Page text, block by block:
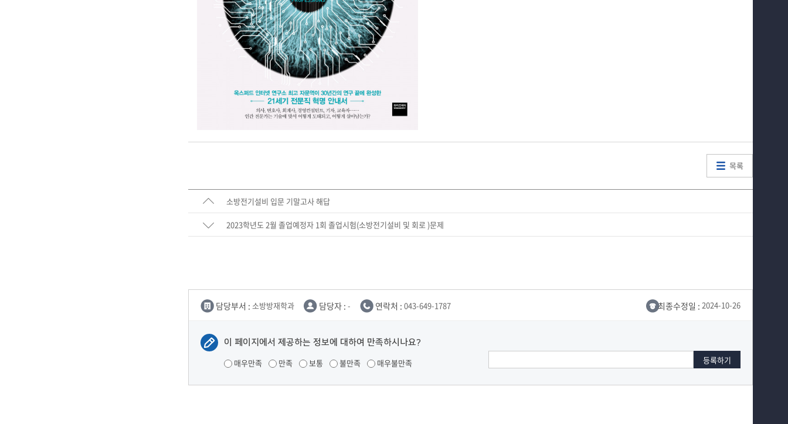
목록
소방전기설비 입문 기말고사 해답
2023학년도 2월 졸업예정자 1회 졸업시험(소방전기설비 및 회로 )문제
담당부서 : 소방방재학과 담당자 : - 연락처 : 043-649-1787 최종수정일 : 2024-10-26
이 페이지에서 제공하는 정보에 대하여 만족하시나요?
매우만족 만족 보통 불만족 매우불만족